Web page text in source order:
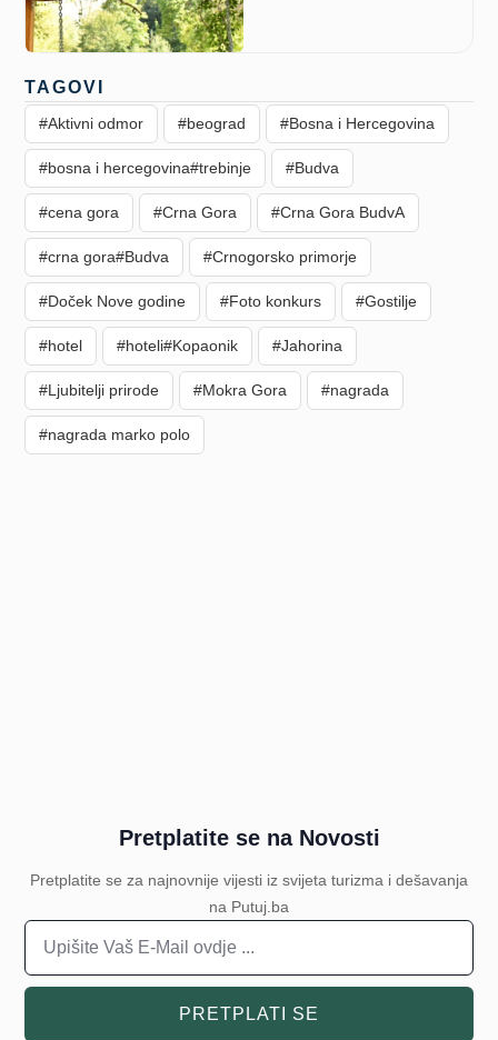
TAGOVI
#Aktivni odmor #beograd #Bosna i Hercegovina
#bosna i hercegovina#trebinje #Budva
#cena gora #Crna Gora #Crna Gora BudvA
#crna gora#Budva #Crnogorsko primorje
#Doček Nove godine #Foto konkurs #Gostilje
#hotel #hoteli#Kopaonik #Jahorina
#Ljubitelji prirode #Mokra Gora #nagrada
#nagrada marko polo
Pretplatite se na Novosti
Pretplatite se za najnovnije vijesti iz svijeta turizma i dešavanja
na Putuj.ba
PRETPLATI SE